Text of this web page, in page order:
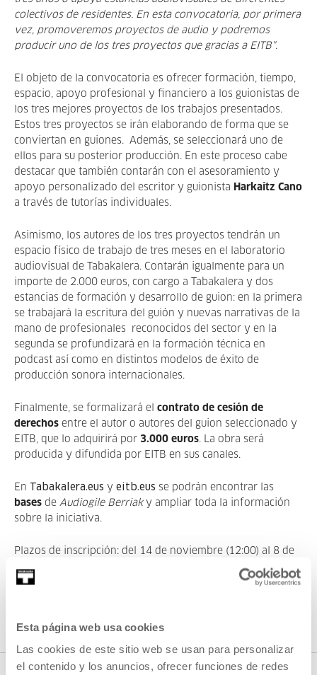
Esta página web usa cookies
Las cookies de este sitio web se usan para personalizar
el contenido y los anuncios, ofrecer funciones de redes
colectivos de residentes. En esta convocatoria, por primera
vez, promoveremos proyectos de audio y podremos
producir uno de los tres proyectos que gracias a EITB".
El objeto de la convocatoria es ofrecer formación, tiempo,
espacio, apoyo profesional y financiero a los guionistas de
los tres mejores proyectos de los trabajos presentados.
Estos tres proyectos se irán elaborando de forma que se
conviertan en guiones. Además, se seleccionará uno de
ellos para su posterior producción. En este proceso cabe
destacar que también contarán con el asesoramiento y
apoyo personalizado del escritor y guionista Harkaitz Cano
a través de tutorías individuales.
Asimismo, los autores de los tres proyectos tendrán un
espacio físico de trabajo de tres meses en el laboratorio
audiovisual de Tabakalera. Contarán igualmente para un
importe de 2.000 euros, con cargo a Tabakalera y dos
estancias de formación y desarrollo de guion: en la primera
se trabajará la escritura del guión y nuevas narrativas de la
mano de profesionales reconocidos del sector y en la
segunda se profundizará en la formación técnica en
podcast así como en distintos modelos de éxito de
producción sonora internacionales.
Finalmente, se formalizará el contrato de cesión de
derechos entre el autor o autores del guion seleccionado y
EITB, que lo adquirirá por 3.000 euros. La obra será
producida y difundida por EITB en sus canales.
En Tabakalera.eus y eitb.eus se podrán encontrar las
bases de Audiogile Berriaky ampliar toda la información
sobre la iniciativa.
Plazos de inscripción: del 14 de noviembre (12:00) al 8 de
enero (12:00).